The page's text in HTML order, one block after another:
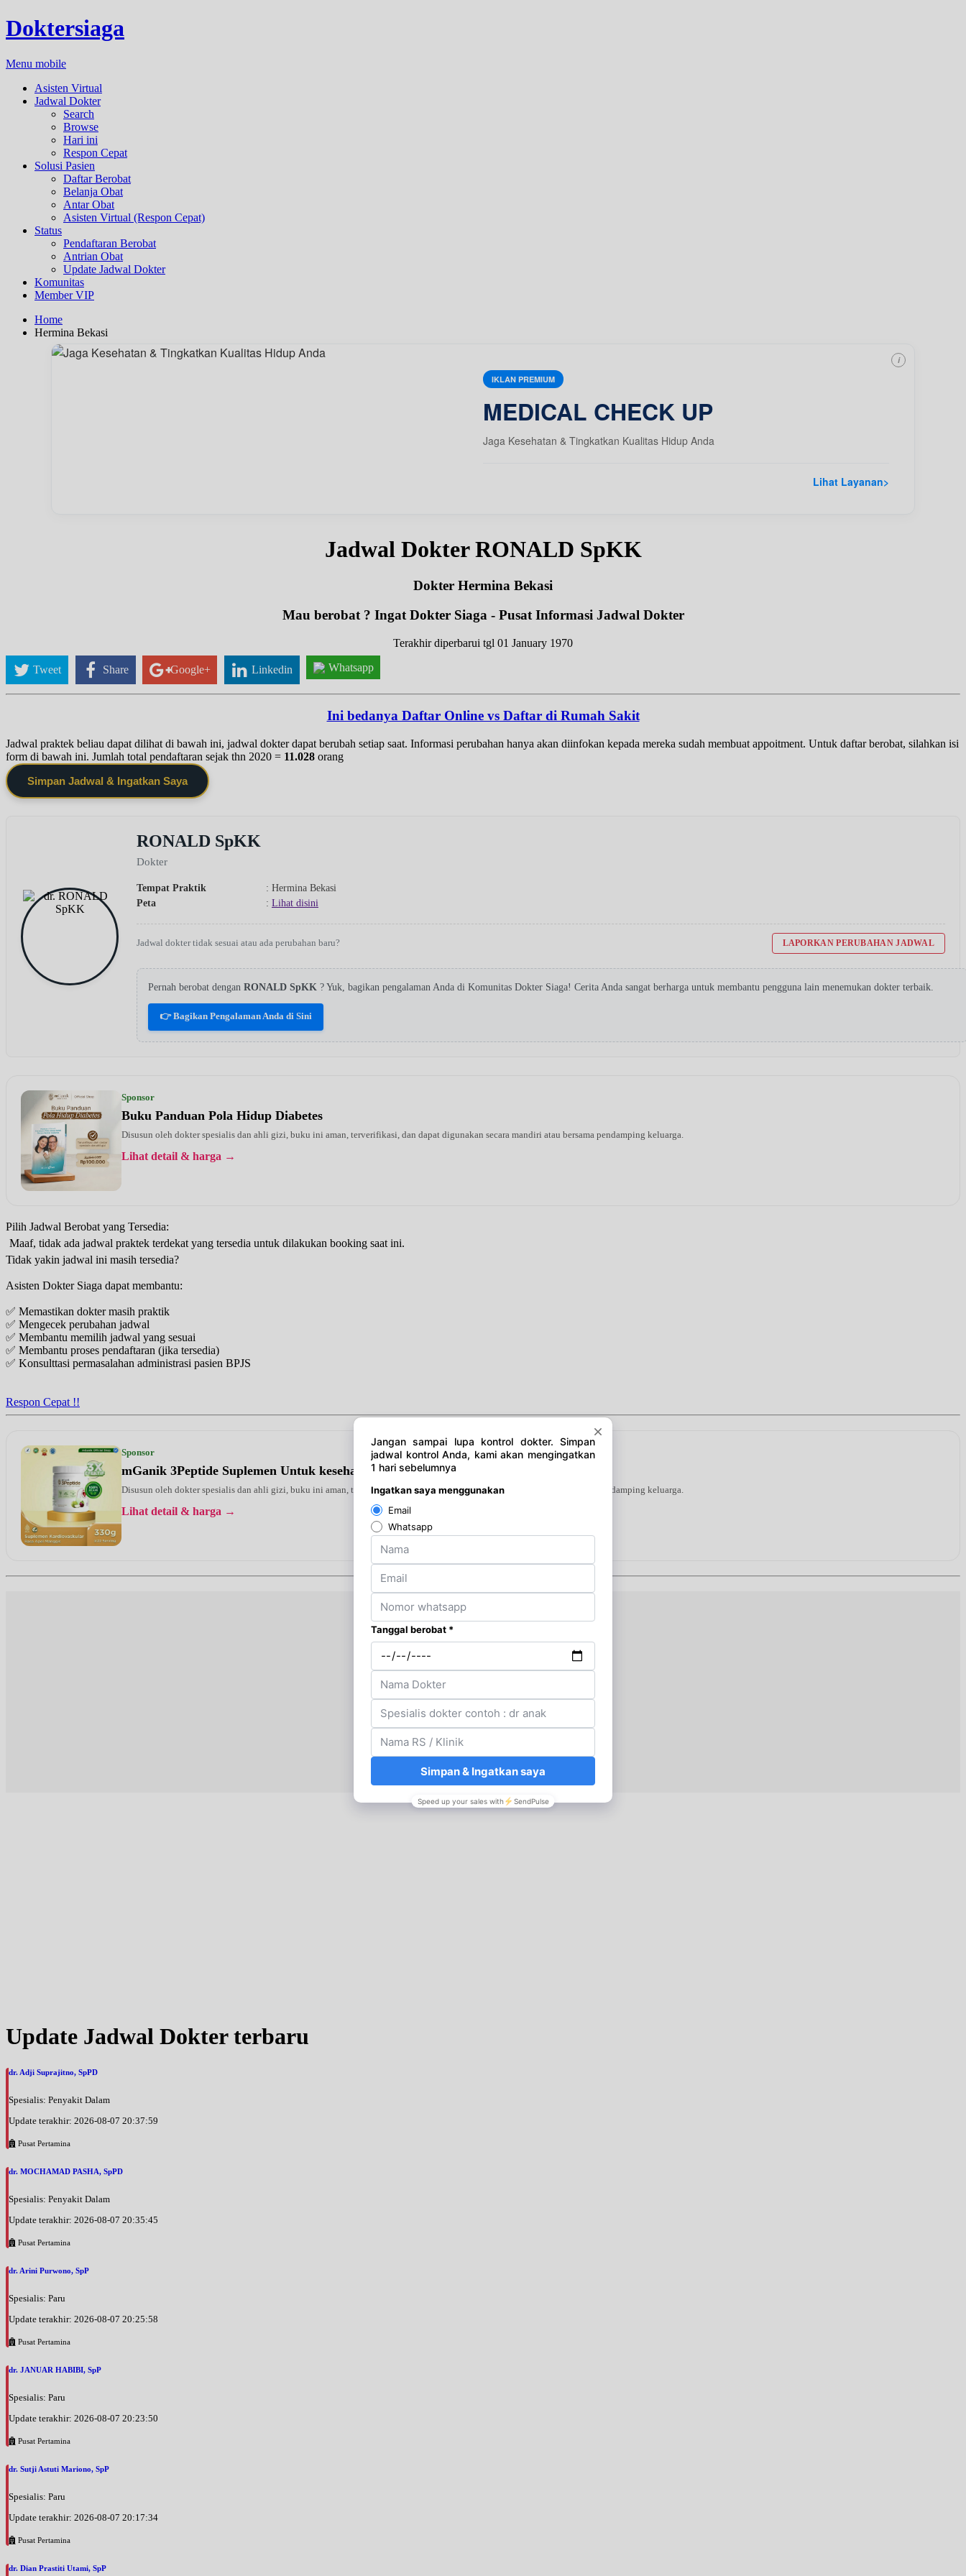
Doktersiaga
Menu mobile
Asisten Virtual
Jadwal Dokter
Search
Browse
Hari ini
Respon Cepat
Solusi Pasien
Daftar Berobat
Belanja Obat
Antar Obat
Asisten Virtual (Respon Cepat)
Status
Pendaftaran Berobat
Antrian Obat
Update Jadwal Dokter
Komunitas
Member VIP
Home
Hermina Bekasi
IKLAN PREMIUM
MEDICAL CHECK UP
Jaga Kesehatan & Tingkatkan Kualitas Hidup Anda
Lihat Layanan>
i
Jadwal Dokter RONALD SpKK
Dokter Hermina Bekasi
Mau berobat ? Ingat Dokter Siaga - Pusat Informasi Jadwal Dokter
Terakhir diperbarui tgl 01 January 1970
Tweet Share Google+ Linkedin Whatsapp
Ini bedanya Daftar Online vs Daftar di Rumah Sakit
Jadwal praktek beliau dapat dilihat di bawah ini, jadwal dokter dapat berubah setiap saat. Informasi perubahan hanya akan diinfokan kepada mereka sudah membuat appoitment. Untuk daftar berobat, silahkan isi
form di bawah ini. Jumlah total pendaftaran sejak thn 2020 = 11.028 orang
Simpan Jadwal & Ingatkan Saya
RONALD SpKK
Dokter
Tempat Praktik
: Hermina Bekasi
Peta
: Lihat disini
Jadwal dokter tidak sesuai atau ada perubahan baru? LAPORKAN PERUBAHAN JADWAL
Pernah berobat dengan RONALD SpKK ? Yuk, bagikan pengalaman Anda di Komunitas Dokter Siaga! Cerita Anda sangat berharga untuk membantu pengguna lain menemukan dokter terbaik.
👉 Bagikan Pengalaman Anda di Sini
Sponsor
Buku Panduan Pola Hidup Diabetes
Disusun oleh dokter spesialis dan ahli gizi, buku ini aman, terverifikasi, dan dapat digunakan secara mandiri atau bersama pendamping keluarga.
Lihat detail & harga →
Pilih Jadwal Berobat yang Tersedia:
Maaf, tidak ada jadwal praktek terdekat yang tersedia untuk dilakukan booking saat ini.
Tidak yakin jadwal ini masih tersedia?
Asisten Dokter Siaga dapat membantu:
✅ Memastikan dokter masih praktik
✅ Mengecek perubahan jadwal
✅ Membantu memilih jadwal yang sesuai
✅ Membantu proses pendaftaran (jika tersedia)
✅ Konsulttasi permasalahan administrasi pasien BPJS
Respon Cepat !!
Sponsor
mGanik 3Peptide Suplemen Untuk kesehatan Jantung
Disusun oleh dokter spesialis dan ahli gizi, buku ini aman, terverifikasi, dan dapat digunakan secara mandiri atau bersama pendamping keluarga.
Lihat detail & harga →
Update Jadwal Dokter terbaru
dr. Adji Suprajitno, SpPD
Spesialis: Penyakit Dalam
Update terakhir: 2026-08-07 20:37:59
Pusat Pertamina
dr. MOCHAMAD PASHA, SpPD
Spesialis: Penyakit Dalam
Update terakhir: 2026-08-07 20:35:45
Pusat Pertamina
dr. Arini Purwono, SpP
Spesialis: Paru
Update terakhir: 2026-08-07 20:25:58
Pusat Pertamina
dr. JANUAR HABIBI, SpP
Spesialis: Paru
Update terakhir: 2026-08-07 20:23:50
Pusat Pertamina
dr. Sutji Astuti Mariono, SpP
Spesialis: Paru
Update terakhir: 2026-08-07 20:17:34
Pusat Pertamina
dr. Dian Prastiti Utami, SpP